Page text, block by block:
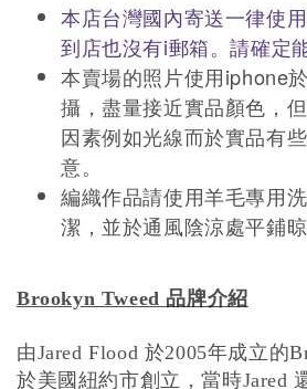
本店台灣國內寄送一律使
到店也沒有i郵箱。請確定
本賣場的照片使用iphone
攝，盡量接近實品顏色，
因素例如光線而於實品有
意。
編織作品請使用羊毛專用
潔，並於通風陰涼處平鋪晾
Brookyn Tweed 品牌介紹
由Jared Flood 於2005年成立的
於美國紐約市創立，當時Jared